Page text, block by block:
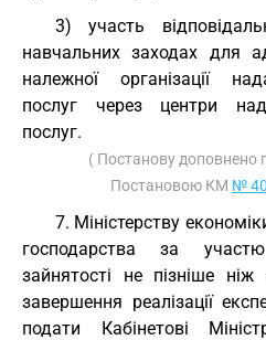
3) участь
навчальних заходах для
належної організації
послуг через центри
послуг.
( Постанову доповнено
Постановою КМ №
7. Міністерству
господарства за
зайнятості не пізніше
завершення реалізації
подати Кабінетові